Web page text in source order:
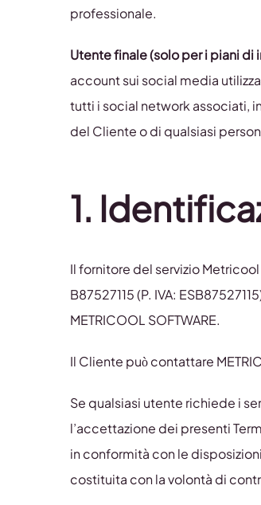
professionale.
Utente finale (solo per i piani di
account sui social media
tutti i social network associati,
del Cliente o di qualsiasi
1.
Il fornitore del servizio Metricool
B87527115 (P. IVA:
METRICOOL SOFTWARE.
Il Cliente può contattare
Se qualsiasi utente richiede i
l’accettazione dei presenti
in conformità con le
costituita con la volontà di